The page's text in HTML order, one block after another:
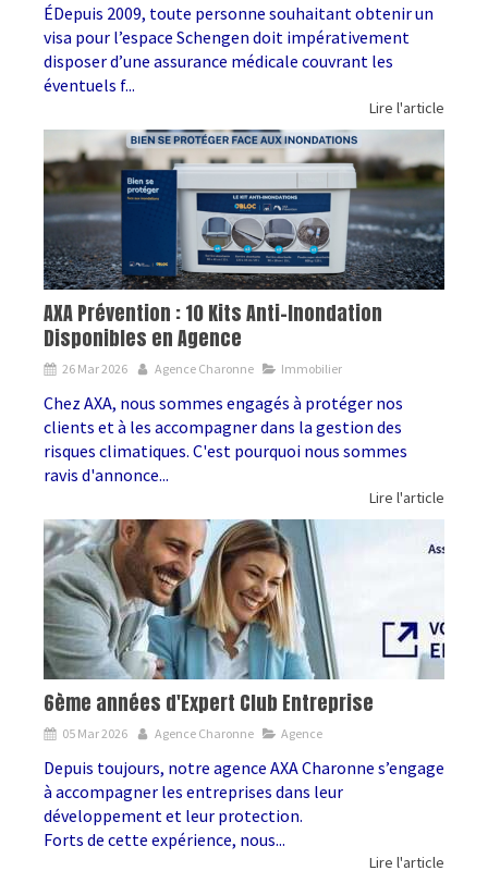
ÉDepuis 2009, toute personne souhaitant obtenir un
visa pour l’espace Schengen doit impérativement
disposer d’une assurance médicale couvrant les
éventuels f...
Lire l'article
AXA Prévention : 10 Kits Anti-Inondation
Disponibles en Agence
26 Mar 2026 Agence Charonne Immobilier
Chez AXA, nous sommes engagés à protéger nos
clients et à les accompagner dans la gestion des
risques climatiques. C'est pourquoi nous sommes
ravis d'annonce...
Lire l'article
6ème années d'Expert Club Entreprise
05 Mar 2026 Agence Charonne Agence
Depuis toujours, notre agence AXA Charonne s’engage
à accompagner les entreprises dans leur
développement et leur protection.
Forts de cette expérience, nous...
Lire l'article